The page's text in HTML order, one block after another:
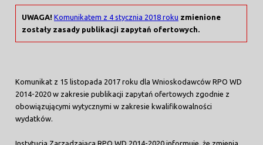
UWAGA!Komunikatem z 4 stycznia 2018 roku zmienione
zostały zasady publikacji zapytań ofertowych.
Komunikat z 15 listopada 2017 roku dla Wnioskodawców RPO WD
2014-2020 w zakresie publikacji zapytań ofertowych zgodnie z
obowiązującymi wytycznymi w zakresie kwalifikowalności
wydatków.
Instytucja Zarządzająca RPO WD 2014-2020 informuje, że zmienia